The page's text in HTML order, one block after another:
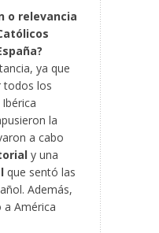
o relevancia
ya que
todos los
la
a cabo
y una
que sentó las
Además,
a América